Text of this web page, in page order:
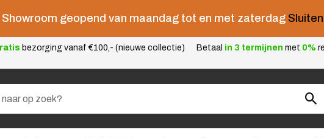
Showroom geopend van maandag tot en met zaterdag Sluiten
bezorging vanaf €100,- (nieuwe collectie) Betaal in 3 termijnen met 0%